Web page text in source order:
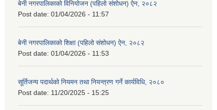
बेनी नगरपालिकाको विनियोजन (पहिलो संशोधन) ऐन, २०८२
Post date: 01/04/2026 - 11:57
बेनी नगरपालिकाको शिक्षा (पहिलो संशोधन) ऐन, २०८२
Post date: 01/04/2026 - 11:53
सूर्तिजन्य पदार्थको नियमन तथा नियन्त्रण गर्ने कार्यविधि, २०८०
Post date: 11/20/2025 - 15:25